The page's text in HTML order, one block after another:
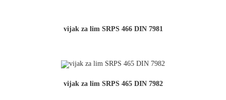
vijak za lim SRPS 466 DIN 7981
vijak za lim SRPS 465 DIN 7982